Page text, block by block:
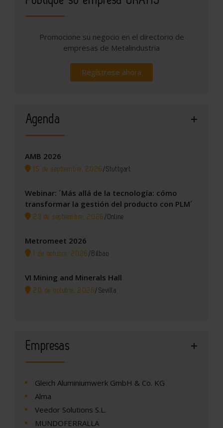
Promocione su negocio en el directorio de
empresas de Metalindustria
Regístrese ahora
Agenda
AMB 2026
15 de septiembre, 2026 /Stuttgart
Webinar: ´Más allá de la tecnología: cómo
transformar la gestión del producto con PLM´
23 de septiembre, 2026 /Online
Metromeet 2026
1 de octubre, 2026 / Bilbao
VI Mining and Minerals Hall
20 de octubre, 2026/ Sevilla
Empresas
Gleich Aluminiumwerk GmbH & Co. KG
Alma
Veedor Solutions S.L.
MUNDOFERRALLA